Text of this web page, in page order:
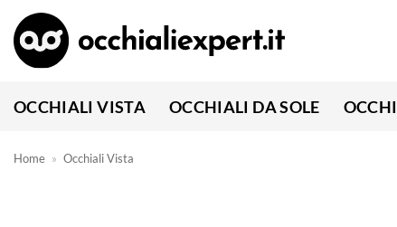
Salta
contenuti
OCCHIALI VISTA OCCHIALI DA SOLE
Home » Occhiali Vista